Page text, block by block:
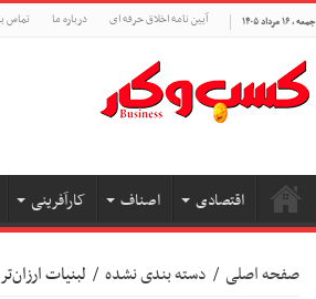
جمعه , ۱۶ مرداد ۱۴۰۵ آیین نامه اخلاق حرفه ای درباره ما تماس
اقتصادی اصناف کارآفرینی
صفحه اصلی / دسته بندی نشده / لبنیات